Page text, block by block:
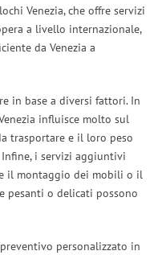
Venezia, che offre servizi
a livello internazionale,
da Venezia a
in base a diversi fattori. In
influisce molto sul
trasportare e il loro peso
i servizi aggiuntivi
il montaggio dei mobili o il
pesanti o delicati possono
personalizzato in